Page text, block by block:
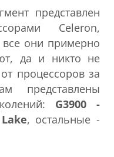
представлен
Celeron,
все они примерно
да и никто не
процессоров за
представлены
G3900 -
, остальные -